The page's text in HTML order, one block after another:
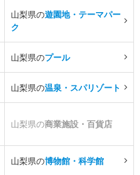
山梨県の遊園地・テーマパー
ク
山梨県のプール
山梨県の温泉・スパリゾート
山梨県の商業施設・百貨店
山梨県の博物館・科学館